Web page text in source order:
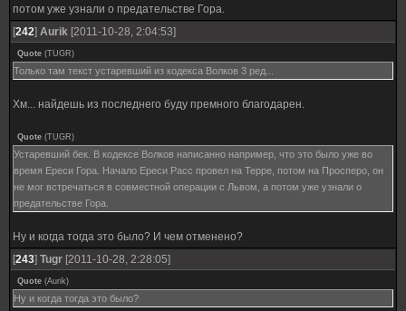
потом уже узнали о предательстве Гора.
[242] Aurik [2011-10-28, 2:04:53]
Quote (TUGR)
Только там текст устаревший из кодекса Волков 3 ред...
Хм... найдешь из последнего буду премного благодарен.
Quote (TUGR)
Устаревший бек. В кодексе Волков написанно например, что это было уже во
время Ереси Гора. Начало Ереси Расс провел на Терре, потом на Просперо, он
не мог встречаться в совместной операции с Львом, а потом уже узнали о
предательстве Гора.
Ну и когда тогда это было? И чем отменено?
[243] Tugr [2011-10-28, 2:28:05]
Quote (Aurik)
Ну и когда тогда это было?